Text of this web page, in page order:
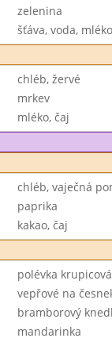
zelenina
šťáva, voda, mléko
chléb, žervé
mrkev
mléko, čaj
chléb, vaječná
paprika
kakao, čaj
polévka
vepřové na
bramborový
mandarinka